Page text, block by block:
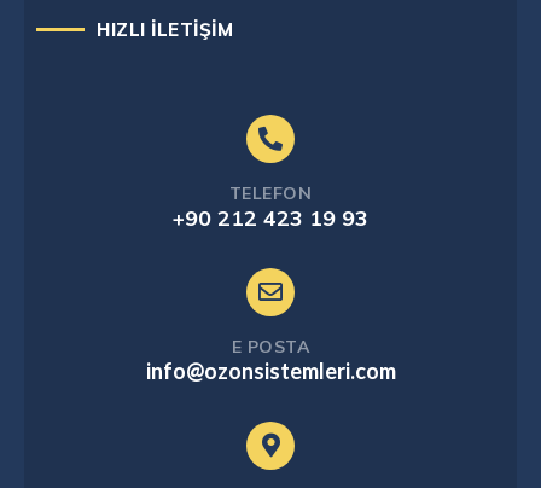
HIZLI İLETIŞIM
TELEFON
+90 212 423 19 93
E POSTA
info@ozonsistemleri.com